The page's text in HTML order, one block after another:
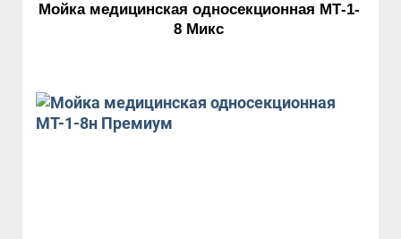
Мойка медицинская односекционная МТ-1-
8 Микс